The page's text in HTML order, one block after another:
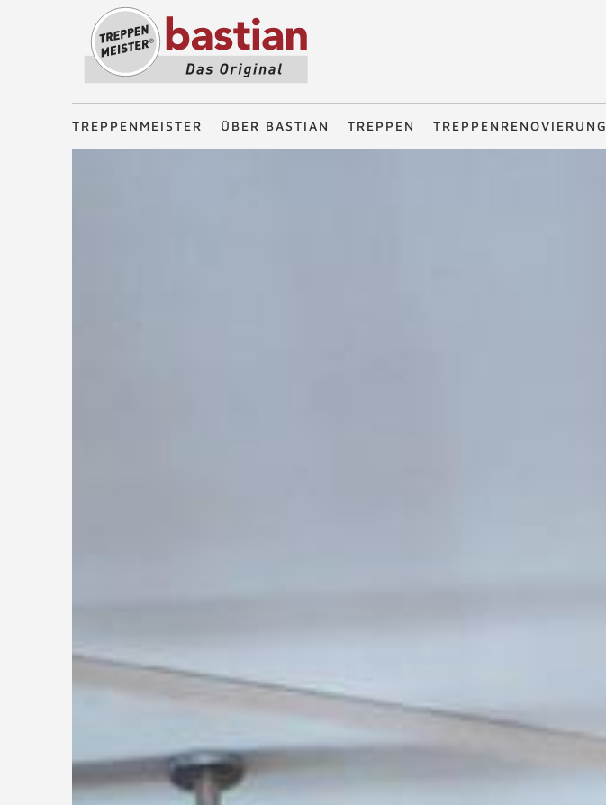
Treppenmeister - Das Original
TREPPENMEISTER ÜBER BASTIAN TREPPEN TREPPENRENOVIERUNG